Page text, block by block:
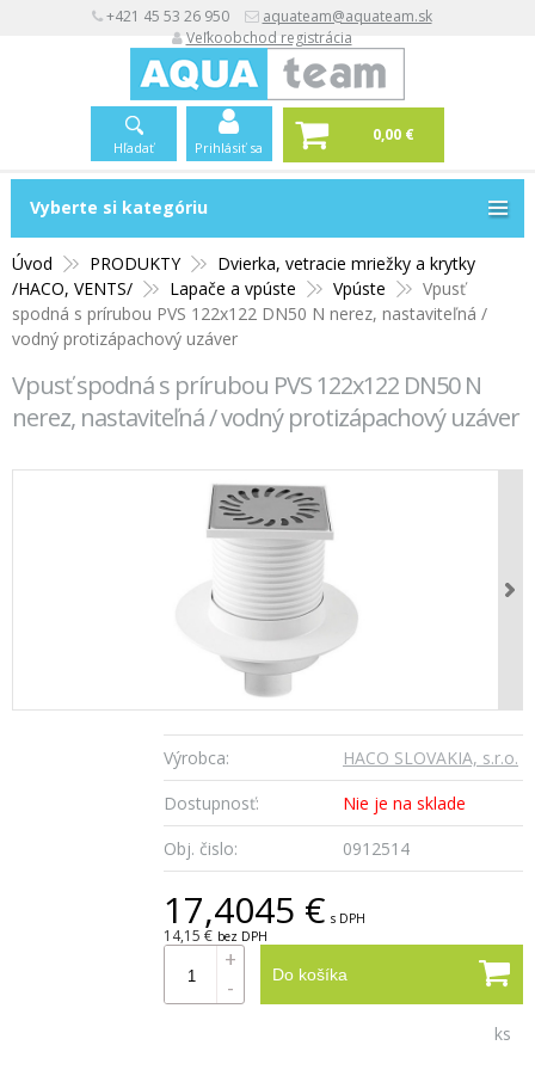
+421 45 53 26 950
aquateam@aquateam.sk
Veľkoobchod registrácia
Hľadať Prihlásiť sa
0,00 €
Vyberte si kategóriu
Úvod PRODUKTY
Dvierka, vetracie mriežky a krytky
/HACO, VENTS/
Lapače a vpúste Vpúste
Vpusť
spodná s prírubou PVS 122x122 DN50 N nerez, nastaviteľná /
vodný protizápachový uzáver
Vpusť spodná s prírubou PVS 122x122 DN50 N
nerez, nastaviteľná / vodný protizápachový uzáver
Výrobca:
HACO SLOVAKIA, s.r.o.
Dostupnosť:
Nie je na sklade
Obj. čislo:
0912514
17,4045 € s DPH
14,15 € bez DPH
Do košíka
+
-
ks
Vyberte si kategóriu